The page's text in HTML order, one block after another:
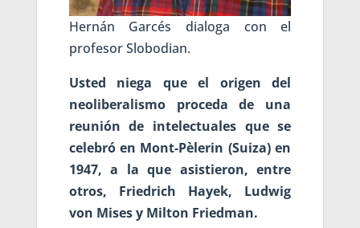
Hernán Garcés dialoga con el
profesor Slobodian.
Usted niega que el origen del
neoliberalismo proceda de una
reunión de intelectuales que se
celebró en Mont-Pèlerin (Suiza) en
1947, a la que asistieron, entre
otros, Friedrich Hayek, Ludwig
von Mises y Milton Friedman.